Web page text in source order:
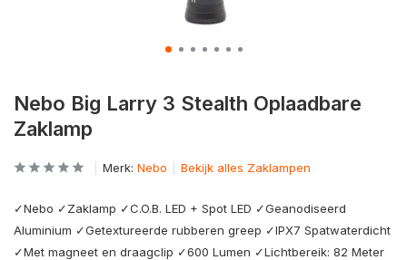
Nebo Big Larry 3 Stealth Oplaadbare
Zaklamp
Merk: Nebo Bekijk alles Zaklampen
✓Nebo ✓Zaklamp ✓C.O.B. LED + Spot LED ✓Geanodiseerd
Aluminium ✓Getextureerde rubberen greep ✓IPX7 Spatwaterdicht
✓Met magneet en draagclip ✓600 Lumen ✓Lichtbereik: 82 Meter